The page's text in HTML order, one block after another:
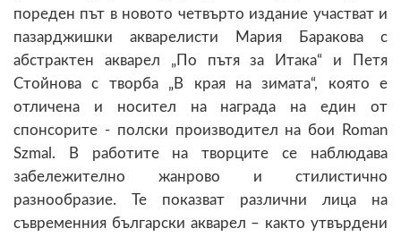
пореден път в новото четвърто издание участват и
пазарджишки акварелисти Мария Баракова с
абстрактен акварел „По пътя за Итака“ и Петя
Стойнова с творба „В края на зимата“, която е
отличена и носител на награда на един от
спонсорите - полски производител на бои Roman
Szmal. В работите на творците се наблюдава
забележително жанрово и стилистично
разнообразие. Те показват различни лица на
съвременния български акварел – както утвърдени